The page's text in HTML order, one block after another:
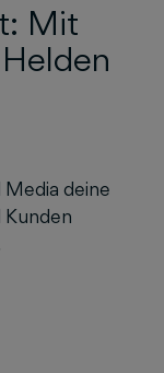
Mit
Media deine